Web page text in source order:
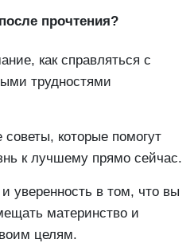
прочтения?
как справляться с
трудностями
советы, которые помогут
к лучшему прямо сейчас.
уверенность в том, что вы
материнство и
целям.